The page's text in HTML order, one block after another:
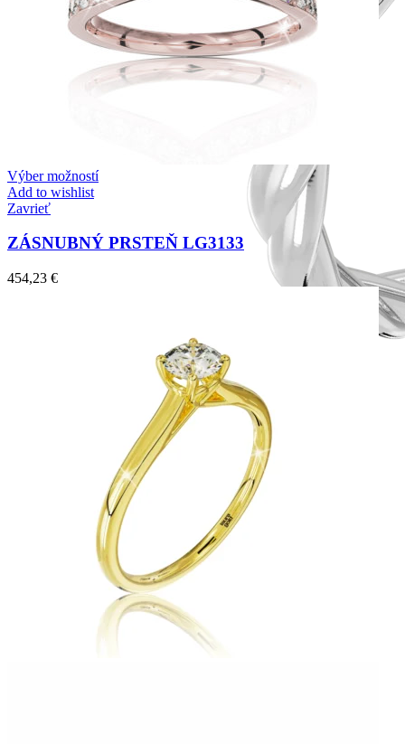
Twist Elegance
Zásnubné prstne z kolekcie Twist Elegance.
Výber možností
Add to wishlist
Zavrieť
ZÁSNUBNÝ PRSTEŇ LG3133
454,23 €